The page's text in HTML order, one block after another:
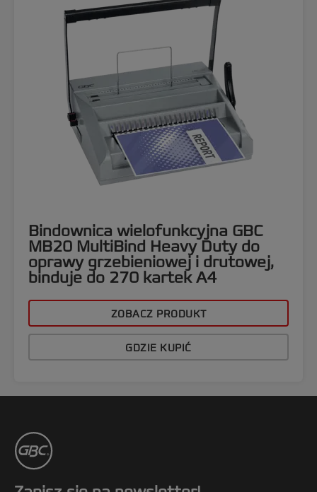
Bindownica wielofunkcyjna GBC
MB20 MultiBind Heavy Duty do
oprawy grzebieniowej i drutowej,
binduje do 270 kartek A4
ZOBACZ PRODUKT
GDZIE KUPIĆ